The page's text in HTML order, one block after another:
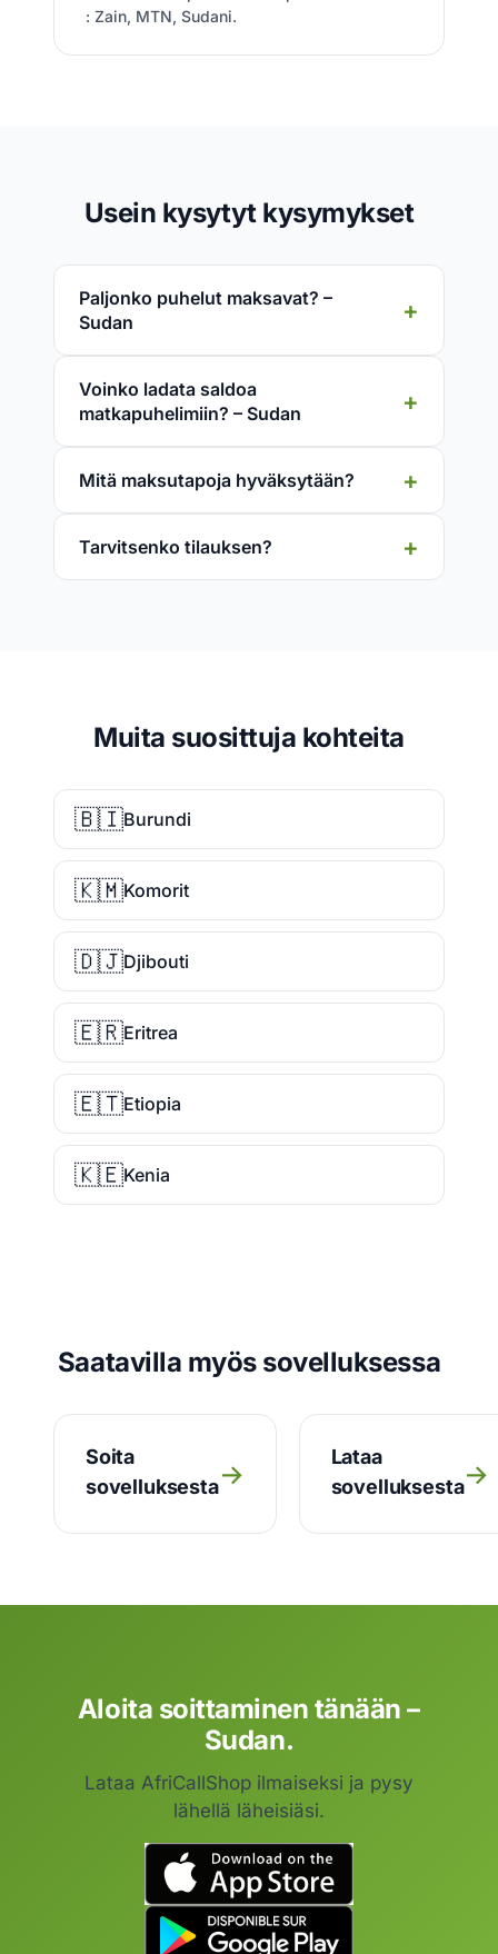
: Zain, MTN, Sudani.
Usein kysytyt kysymykset
Paljonko puhelut maksavat? –
Sudan
Voinko ladata saldoa
matkapuhelimiin? – Sudan
Mitä maksutapoja hyväksytään?
Tarvitsenko tilauksen?
Muita suosittuja kohteita
🇧🇮Burundi
🇰🇲Komorit
🇩🇯Djibouti
🇪🇷Eritrea
🇪🇹Etiopia
🇰🇪Kenia
Saatavilla myös sovelluksessa
Soita
sovelluksesta→
Lataa
sovelluksesta→
Aloita soittaminen tänään –
Sudan.
Lataa AfriCallShop ilmaiseksi ja pysy
lähellä läheisiäsi.